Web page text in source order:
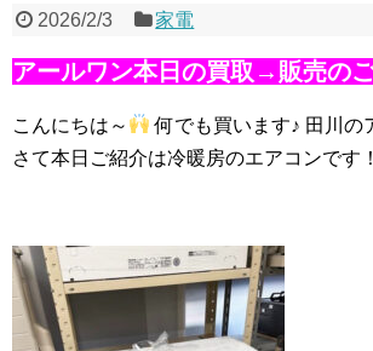
2026/2/3 家電
アールワン本日の買取→販売の
こんにちは～
何でも買います♪ 田川の
さて本日ご紹介は冷暖房のエアコンです！